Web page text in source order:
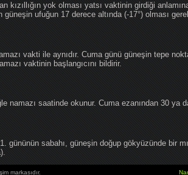
kızıllığın yok olması yatsı vaktinin girdiği
ufuğun 17 derece altında (-17°) olması
vakti ile aynıdır. Cuma günü güneşin tepe
vaktinin başlangıcını bildirir.
namazı saatinde okunur. Cuma ezanından 30 ya
gününün sabahı, güneşin doğup gökyüzünde bir
markasıdır.